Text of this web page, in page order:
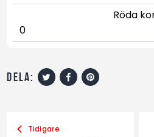
Röda
0
dela:
Tidigare